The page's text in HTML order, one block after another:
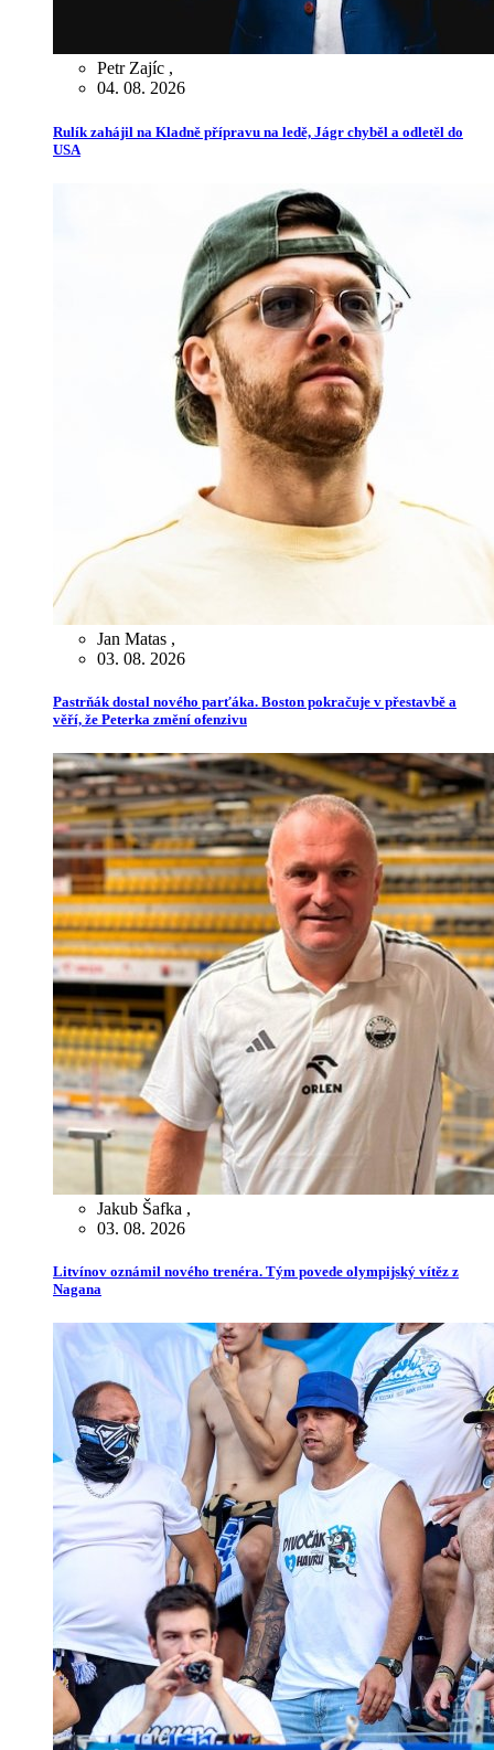
Petr Zajíc ,
04. 08. 2026
Rulík zahájil na Kladně přípravu na ledě, Jágr chyběl a odletěl do
USA
Jan Matas ,
03. 08. 2026
Pastrňák dostal nového parťáka. Boston pokračuje v přestavbě a
věří, že Peterka změní ofenzivu
Jakub Šafka ,
03. 08. 2026
Litvínov oznámil nového trenéra. Tým povede olympijský vítěz z
Nagana